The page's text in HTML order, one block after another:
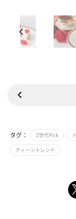
タグ： Z世代Pick
ティーントレンド